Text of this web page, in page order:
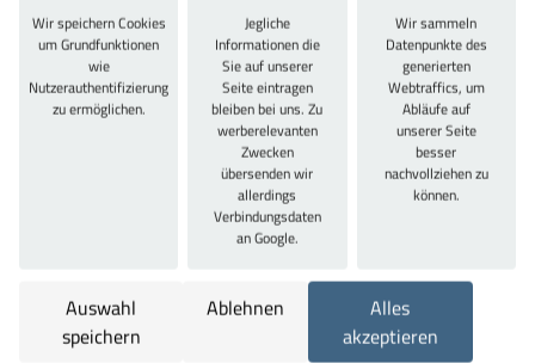
PE-Schaumstoffeinlagen blanko
ab 32,27 €
Wir speichern Cookies
um Grundfunktionen
wie
Nutzerauthentifizierung
zu ermöglichen.
Jegliche
Informationen die
Sie auf unserer
Seite eintragen
bleiben bei uns. Zu
werberelevanten
Zwecken
übersenden wir
allerdings
Verbindungsdaten
an Google.
Wir sammeln
Datenpunkte des
generierten
Webtraffics, um
Abläufe auf
unserer Seite
besser
nachvollziehen zu
können.
Auswahl
speichern
Ablehnen
Alles
akzeptieren